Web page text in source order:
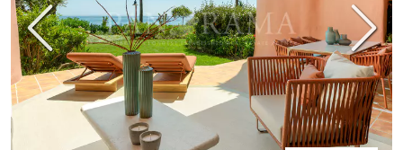
Vorherige